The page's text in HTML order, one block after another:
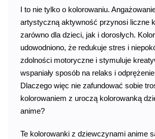
I to nie tylko o kolorowaniu.
artystyczną aktywność przynosi liczne
zarówno dla dzieci, jak i dorosłych.
udowodniono, że redukuje stres i
zdolności motoryczne i stymuluje
wspaniały sposób na relaks i odprężenie
Dlaczego więc nie zafundować sobie
kolorowaniem z uroczą kolorowanką
anime?
Te kolorowanki z dziewczynami anime